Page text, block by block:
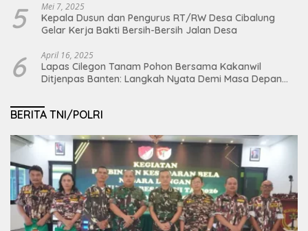
5 Mei 7, 2025
Kepala Dusun dan Pengurus RT/RW Desa Cibalung
Gelar Kerja Bakti Bersih-Bersih Jalan Desa
6 April 16, 2025
Lapas Cilegon Tanam Pohon Bersama Kakanwil
Ditjenpas Banten: Langkah Nyata Demi Masa Depan
BERITA TNI/POLRI